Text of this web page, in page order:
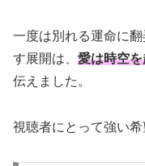
一度は別れる運命に
す展開は、 愛は時空
伝えました。
視聴者にとって強い希